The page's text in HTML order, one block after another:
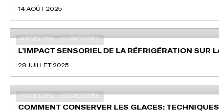
14 AOÛT 2025
PRODUITS CURIOSITÉS
L’IMPACT SENSORIEL DE LA RÉFRIGÉRATION SUR
28 JUILLET 2025
PRODUITS CURIOSITÉS
COMMENT CONSERVER LES GLACES: